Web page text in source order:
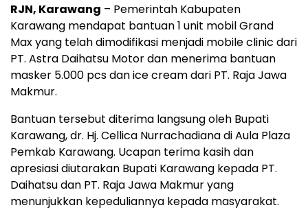
RJN, Karawang – Pemerintah Kabupaten
Karawang mendapat bantuan 1 unit mobil Grand
Max yang telah dimodifikasi menjadi mobile clinic dari
PT. Astra Daihatsu Motor dan menerima bantuan
masker 5.000 pcs dan ice cream dari PT. Raja Jawa
Makmur.
Bantuan tersebut diterima langsung oleh Bupati
Karawang, dr. Hj. Cellica Nurrachadiana di Aula Plaza
Pemkab Karawang. Ucapan terima kasih dan
apresiasi diutarakan Bupati Karawang kepada PT.
Daihatsu dan PT. Raja Jawa Makmur yang
menunjukkan kepeduliannya kepada masyarakat.